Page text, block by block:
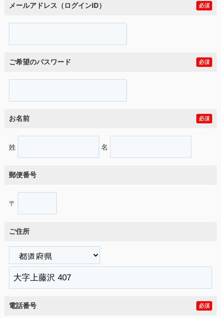
メールアドレス（ログインID） 必須
ご希望のパスワード 必須
お名前 必須
姓 名
郵便番号
〒
ご住所
電話番号 必須